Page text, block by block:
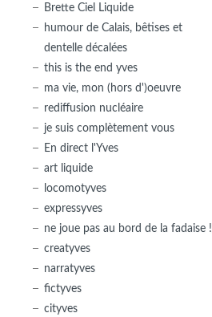
Brette Ciel Liquide
humour de Calais, bêtises et
dentelle décalées
this is the end yves
ma vie, mon (hors d')oeuvre
rediffusion nucléaire
je suis complètement vous
En direct l'Yves
art liquide
locomotyves
expressyves
ne joue pas au bord de la fadaise !
creatyves
narratyves
fictyves
cityves